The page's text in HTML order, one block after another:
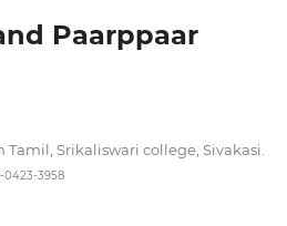
Paarppaar
Srikaliswari college, Sivakasi.
3958